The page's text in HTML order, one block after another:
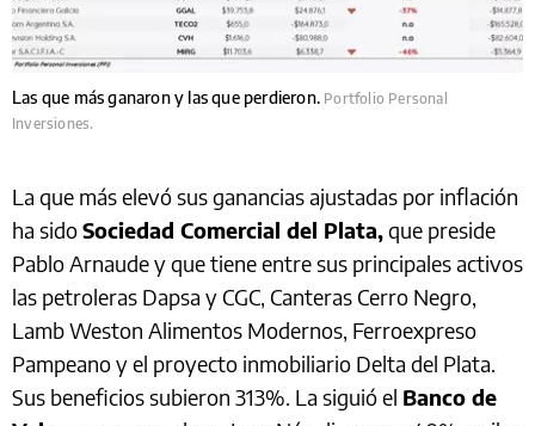
Las que más ganaron y las que perdieron. Portfolio Personal
Inversiones.
La que más elevó sus ganancias ajustadas por inflación
ha sidoSociedad Comercial del Plata,que preside
Pablo Arnaude y que tiene entre sus principales activos
las petroleras Dapsa y CGC, Canteras Cerro Negro,
Lamb Weston Alimentos Modernos, Ferroexpreso
Pampeano y el proyecto inmobiliario Delta del Plata.
Sus beneficios subieron 313%. La siguió el Banco de